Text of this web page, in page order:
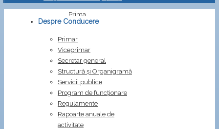
Prima
pagină
HCL
nr.
37
/
HCL
nr.
Despre Conducere
Primar
Viceprimar
Secretar general
Structură și Organigramă
Servicii publice
Program de funcționare
Regulamente
Rapoarte anuale de
activitate